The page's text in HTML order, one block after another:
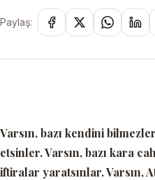
Paylaş:
Varsın, bazı kendini
etsinler. Varsın, bazı kara
iftiralar yaratsınlar. Varsın,